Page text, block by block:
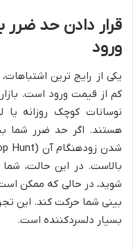
قرار دادن حد ضرر
ورود
یکی از رایج ترین
کم از قیمت ورود است.
نوسانات کوچک روزانه
هستند. اگر حد ضرر شما
بالاست. در این حالت،
شوید، در حالی که ممکن
بینی شما حرکت کند. این
بسیار دلسردکننده است.